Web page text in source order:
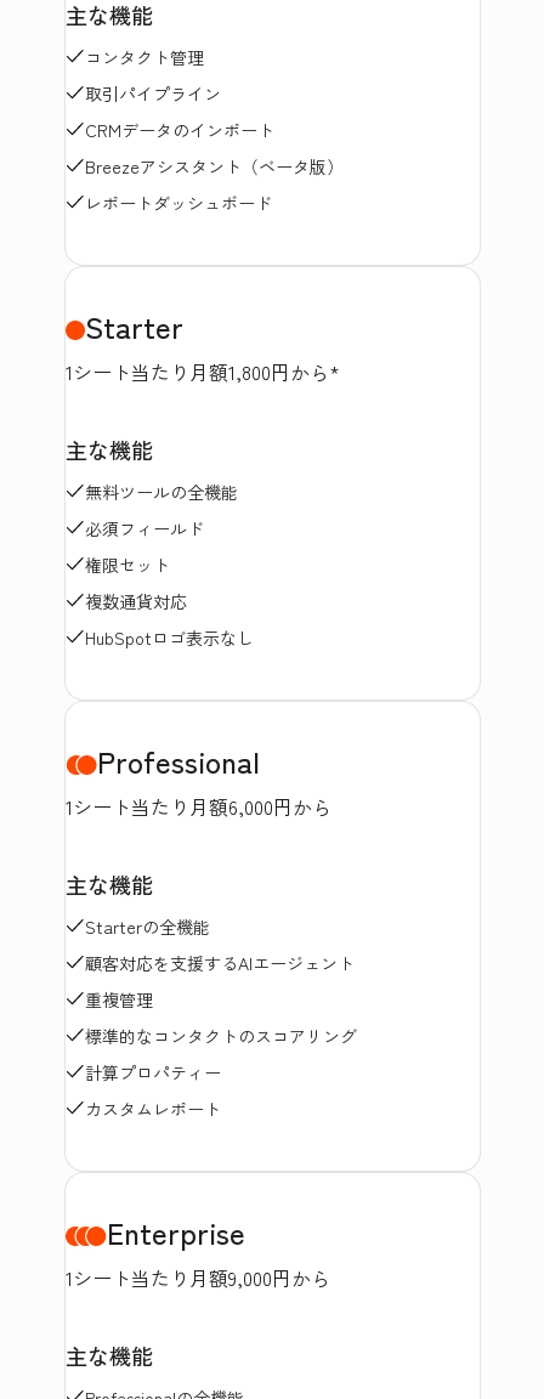
主な機能
コンタクト管理
取引パイプライン
CRMデータのインポート
Breezeアシスタント（ベータ版）
レポートダッシュボード
Starter
1シート当たり月額1,800円から*
主な機能
無料ツールの全機能
必須フィールド
権限セット
複数通貨対応
HubSpotロゴ表示なし
Professional
1シート当たり月額6,000円から
主な機能
Starterの全機能
顧客対応を支援するAIエージェント
重複管理
標準的なコンタクトのスコアリング
計算プロパティー
カスタムレポート
Enterprise
1シート当たり月額9,000円から
主な機能